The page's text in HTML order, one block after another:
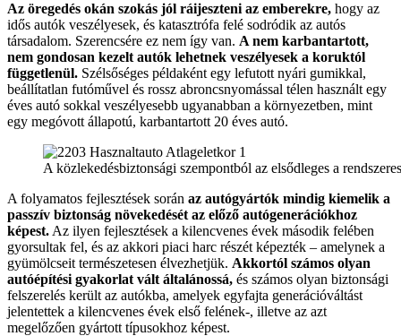
Az öregedés okán szokás jól ráijeszteni az emberekre, hogy az
idős autók veszélyesek, és katasztrófa felé sodródik az autós
társadalom. Szerencsére ez nem így van. A nem karbantartott,
nem gondosan kezelt autók lehetnek veszélyesek a koruktól
függetlenül. Szélsőséges példaként egy lefutott nyári gumikkal,
beállítatlan futóművel és rossz abroncsnyomással télen használt egy
éves autó sokkal veszélyesebb ugyanabban a környezetben, mint
egy megóvott állapotú, karbantartott 20 éves autó.
A közlekedésbiztonsági szempontból az elsődleges a
A folyamatos fejlesztések során az autógyártók mindig kiemelik a
passzív biztonság növekedését az előző autógenerációkhoz
képest. Az ilyen fejlesztések a kilencvenes évek második felében
gyorsultak fel, és az akkori piaci harc részét képezték – amelynek a
gyümölcseit természetesen élvezhetjük. Akkortól számos olyan
autóépítési gyakorlat vált általánossá, és számos olyan biztonsági
felszerelés került az autókba, amelyek egyfajta generációváltást
jelentettek a kilencvenes évek első felének-, illetve az azt
megelőzően gyártott típusokhoz képest.